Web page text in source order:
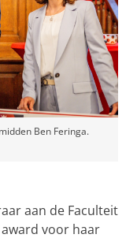
Ben Feringa.
aan de Faculteit
voor haar